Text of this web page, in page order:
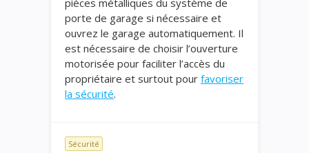
porte de garage si nécessaire et
ouvrez le garage automatiquement. Il
est nécessaire de choisir l’ouverture
motorisée pour faciliter l’accès du
propriétaire et surtout pour favoriser
la sécurité.
Sécurité